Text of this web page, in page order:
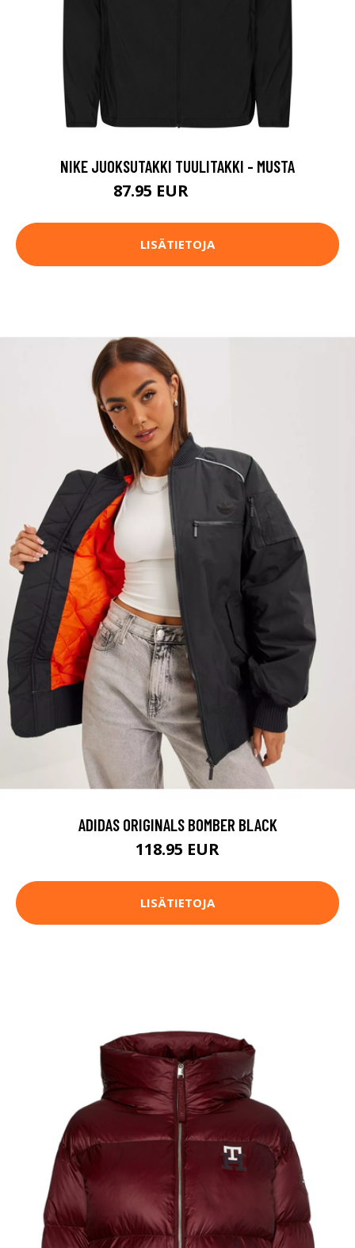
NIKE JUOKSUTAKKI TUULITAKKI - MUSTA
87.95 EUR
LISÄTIETOJA
ADIDAS ORIGINALS BOMBER BLACK
118.95 EUR
LISÄTIETOJA